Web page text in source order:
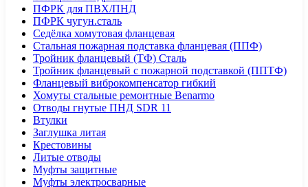
ПФРК для ПВХ/ПНД
ПФРК чугун.сталь
Седёлка хомутовая фланцевая
Стальная пожарная подставка фланцевая (ППФ)
Тройник фланцевый (ТФ) Сталь
Тройник фланцевый с пожарной подставкой (ППТФ)
Фланцевый виброкомпенсатор гибкий
Хомуты стальные ремонтные Benarmo
Отводы гнутые ПНД SDR 11
Втулки
Заглушка литая
Крестовины
Литые отводы
Муфты защитные
Муфты электросварные